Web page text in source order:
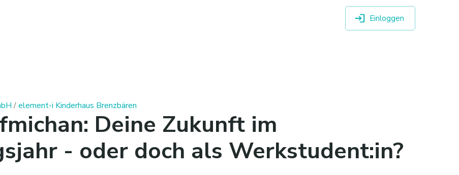
Einloggen
/element-i Kinderhaus Brenzbären
Deine Zukunft im
- oder doch als Werkstudent:in?